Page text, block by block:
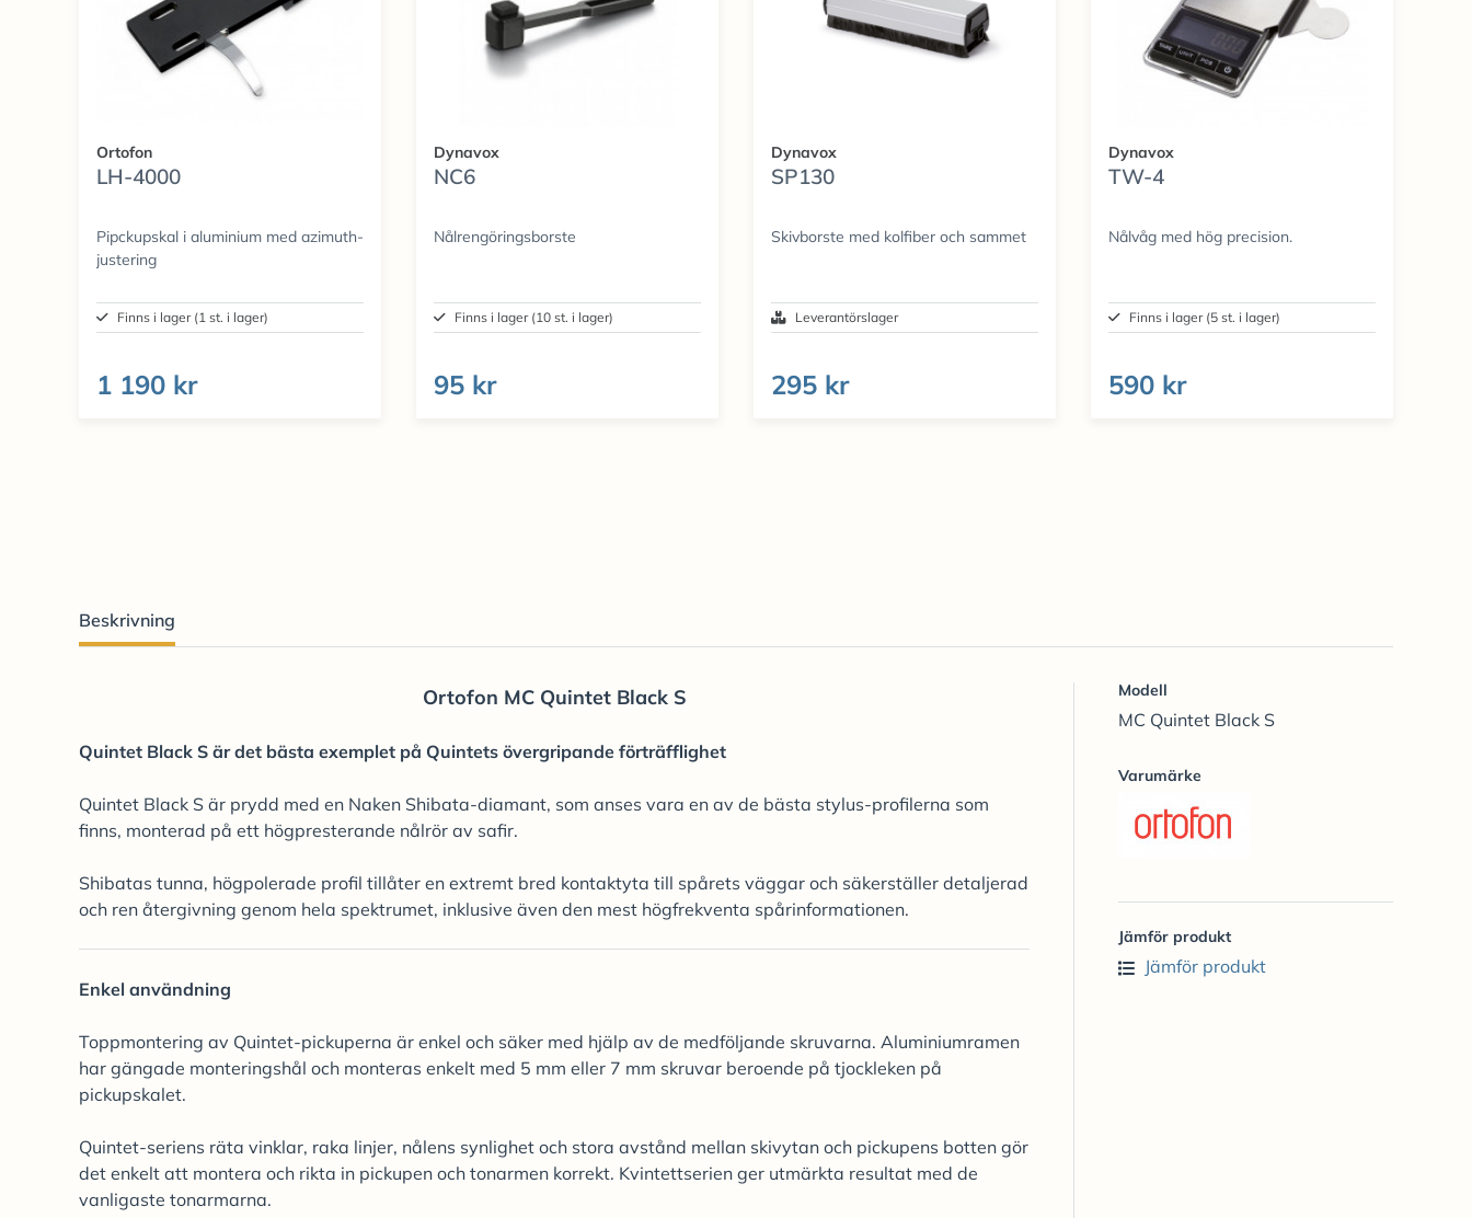
Ortofon
LH-4000
Pipckupskal i aluminium med azimuth-
justering
Finns i lager (1 st. i lager)
1 190 kr
Dynavox
NC6
Nålrengöringsborste
Finns i lager (10 st. i lager)
95 kr
Dynavox
SP130
Skivborste med kolfiber och sammet
Leverantörslager
295 kr
Dynavox
TW-4
Nålvåg med hög precision.
Finns i lager (5 st. i lager)
590 kr
Beskrivning
Ortofon MC Quintet Black S
Quintet Black S är det bästa exemplet på Quintets övergripande förträfflighet
Quintet Black S är prydd med en Naken Shibata-diamant, som anses vara en av de bästa stylus-profilerna som
finns, monterad på ett högpresterande nålrör av safir.
Shibatas tunna, högpolerade profil tillåter en extremt bred kontaktyta till spårets väggar och säkerställer detaljerad
och ren återgivning genom hela spektrumet, inklusive även den mest högfrekventa spårinformationen.
Enkel användning
Toppmontering av Quintet-pickuperna är enkel och säker med hjälp av de medföljande skruvarna. Aluminiumramen
har gängade monteringshål och monteras enkelt med 5 mm eller 7 mm skruvar beroende på tjockleken på
pickupskalet.
Quintet-seriens räta vinklar, raka linjer, nålens synlighet och stora avstånd mellan skivytan och pickupens botten gör
det enkelt att montera och rikta in pickupen och tonarmen korrekt. Kvintettserien ger utmärkta resultat med de
vanligaste tonarmarna.
Modell
MC Quintet Black S
Varumärke
Jämför produkt
Jämför produkt